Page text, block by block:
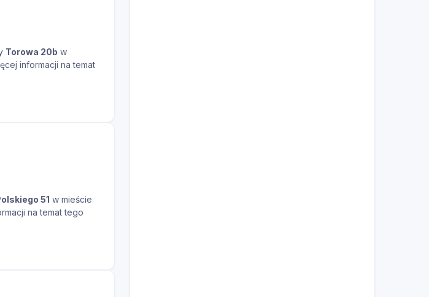
Torowa 20b w
informacji na temat
51 w mieście
na temat tego